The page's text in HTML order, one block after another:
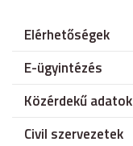
Elérhetőségek
E-ügyintézés
Közérdekű adatok
Civil szervezetek